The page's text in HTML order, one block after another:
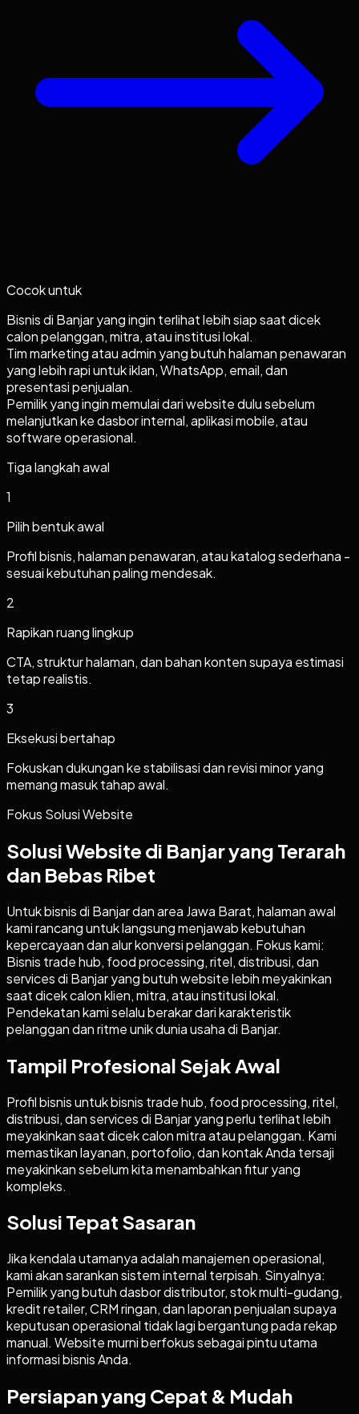
Cocok untuk
Bisnis di Banjar yang ingin terlihat lebih siap saat dicek
calon pelanggan, mitra, atau institusi lokal.
Tim marketing atau admin yang butuh halaman penawaran
yang lebih rapi untuk iklan, WhatsApp, email, dan
presentasi penjualan.
Pemilik yang ingin memulai dari website dulu sebelum
melanjutkan ke dasbor internal, aplikasi mobile, atau
software operasional.
Tiga langkah awal
1
Pilih bentuk awal
Profil bisnis, halaman penawaran, atau katalog sederhana -
sesuai kebutuhan paling mendesak.
2
Rapikan ruang lingkup
CTA, struktur halaman, dan bahan konten supaya estimasi
tetap realistis.
3
Eksekusi bertahap
Fokuskan dukungan ke stabilisasi dan revisi minor yang
memang masuk tahap awal.
Fokus Solusi Website
Solusi Website di Banjar yang Terarah
dan Bebas Ribet
Untuk bisnis di Banjar dan area Jawa Barat, halaman awal
kami rancang untuk langsung menjawab kebutuhan
kepercayaan dan alur konversi pelanggan. Fokus kami:
Bisnis trade hub, food processing, ritel, distribusi, dan
services di Banjar yang butuh website lebih meyakinkan
saat dicek calon klien, mitra, atau institusi lokal.
Pendekatan kami selalu berakar dari karakteristik
pelanggan dan ritme unik dunia usaha di Banjar.
Tampil Profesional Sejak Awal
Profil bisnis untuk bisnis trade hub, food processing, ritel,
distribusi, dan services di Banjar yang perlu terlihat lebih
meyakinkan saat dicek calon mitra atau pelanggan. Kami
memastikan layanan, portofolio, dan kontak Anda tersaji
meyakinkan sebelum kita menambahkan fitur yang
kompleks.
Solusi Tepat Sasaran
Jika kendala utamanya adalah manajemen operasional,
kami akan sarankan sistem internal terpisah. Sinyalnya:
Pemilik yang butuh dasbor distributor, stok multi-gudang,
kredit retailer, CRM ringan, dan laporan penjualan supaya
keputusan operasional tidak lagi bergantung pada rekap
manual. Website murni berfokus sebagai pintu utama
informasi bisnis Anda.
Persiapan yang Cepat & Mudah